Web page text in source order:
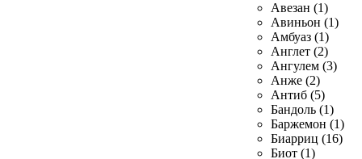
Авезан (1)
Авиньон (1)
Амбуаз (1)
Англет (2)
Ангулем (3)
Анже (2)
Антиб (5)
Бандоль (1)
Баржемон (1)
Биарриц (16)
Биот (1)